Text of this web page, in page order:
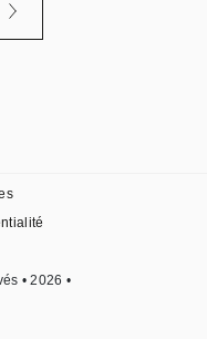
• 2026 •